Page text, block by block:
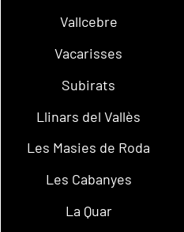
Vallcebre
Vacarisses
Subirats
Llinars del Vallès
Les Masies de Roda
Les Cabanyes
La Quar